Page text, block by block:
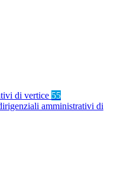
di vertice 55
amministrativi di